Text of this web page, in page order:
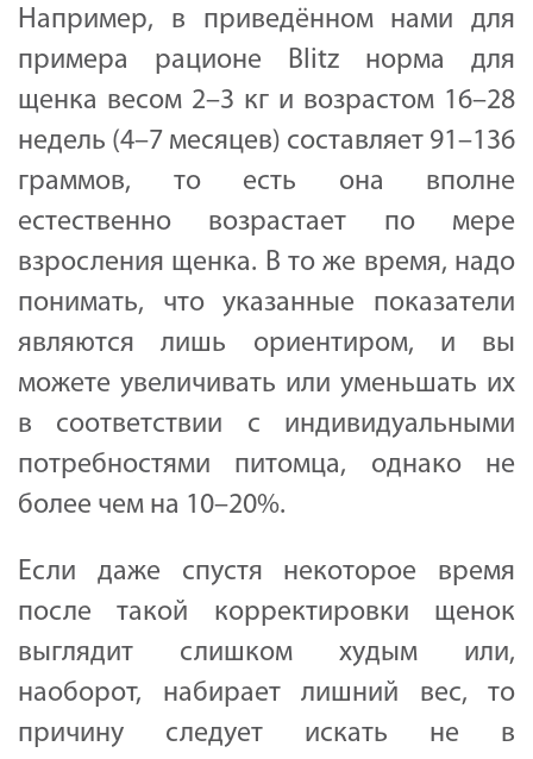
Например, в приведённом нами для
примера рационе Blitz норма для
щенка весом 2–3 кг и возрастом 16–28
недель (4–7 месяцев) составляет 91–136
граммов, то есть она вполне
естественно возрастает по мере
взросления щенка. В то же время, надо
понимать, что указанные показатели
являются лишь ориентиром, и вы
можете увеличивать или уменьшать их
в соответствии с индивидуальными
потребностями питомца, однако не
более чем на 10–20%.
Если даже спустя некоторое время
после такой корректировки щенок
выглядит слишком худым или,
наоборот, набирает лишний вес, то
причину следует искать не в